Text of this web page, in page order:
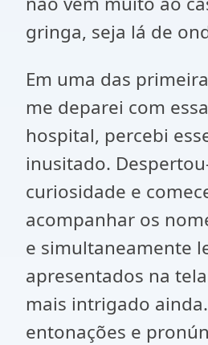
gringa, seja lá de
Em uma das
me deparei com
hospital, percebi
inusitado.
curiosidade e
acompanhar os
e simultaneamente
apresentados na
mais intrigado
entonações e